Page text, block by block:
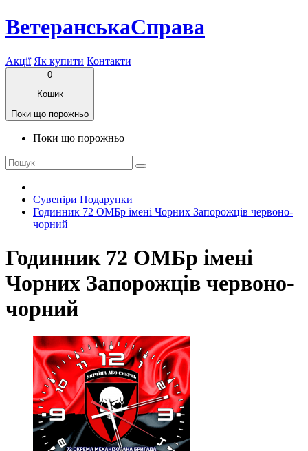
ВетеранськаСправа
Акції Як купити Контакти
0
Кошик
Поки що порожньо
Поки що порожньо
Сувеніри Подарунки
Годинник 72 ОМБр імені Чорних Запорожців червоно-
чорний
Годинник 72 ОМБр імені
Чорних Запорожців червоно-
чорний